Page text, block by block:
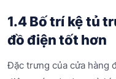
1.4 Bố trí kệ tủ
đồ điện tốt hơn
Đặc trưng của cửa hàng